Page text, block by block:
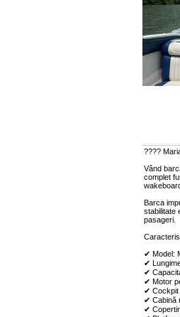
????
Vând
complet
Barca
stabilitate
pasageri.
✔ Model:
✔
✔
✔ Motor
✔ Cockpit
✔ Cabină
✔